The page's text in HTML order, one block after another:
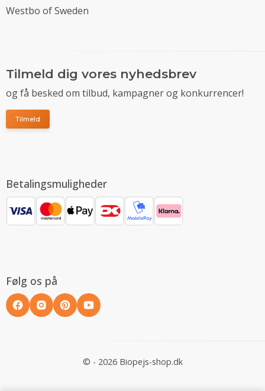
Westbo of Sweden
Tilmeld dig vores nyhedsbrev
og få besked om tilbud, kampagner og konkurrencer!
Tilmeld
Betalingsmuligheder
Følg os på
© - 2026 Biopejs-shop.dk